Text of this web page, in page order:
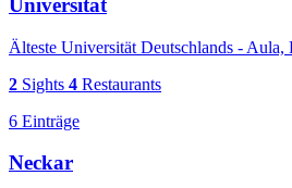
Universität
Älteste Universität Deutschlands -
2 Sights 4 Restaurants
6 Einträge
Neckar